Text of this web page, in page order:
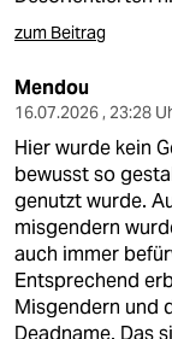
zum Beitrag
Mendou
16.07.2026 , 23:28
Hier wurde kein
bewusst so
genutzt wurde.
misgendern
auch immer
Entsprechend
Misgendern und
Deadname. Das